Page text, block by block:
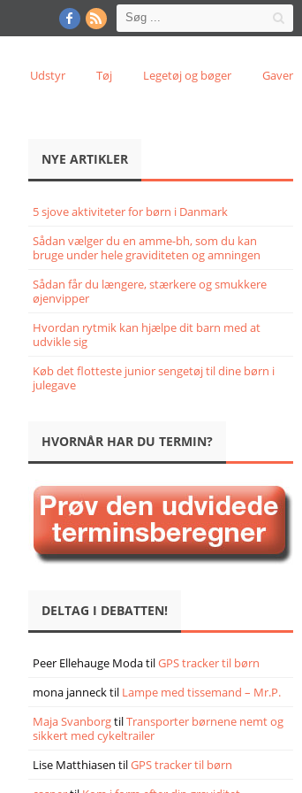
Udstyr Tøj Legetøj og bøger Gaver
NYE ARTIKLER
5 sjove aktiviteter for børn i Danmark
Sådan vælger du en amme-bh, som du kan
bruge under hele graviditeten og amningen
Sådan får du længere, stærkere og smukkere
øjenvipper
Hvordan rytmik kan hjælpe dit barn med at
udvikle sig
Køb det flotteste junior sengetøj til dine børn i
julegave
HVORNÅR HAR DU TERMIN?
DELTAG I DEBATTEN!
Peer Ellehauge ModatilGPS tracker til børn
mona jannecktil Lampe med tissemand – Mr.P.
Maja SvanborgtilTransporter børnene nemt og
sikkert med cykeltrailer
Lise Matthiasen tilGPS tracker til børn